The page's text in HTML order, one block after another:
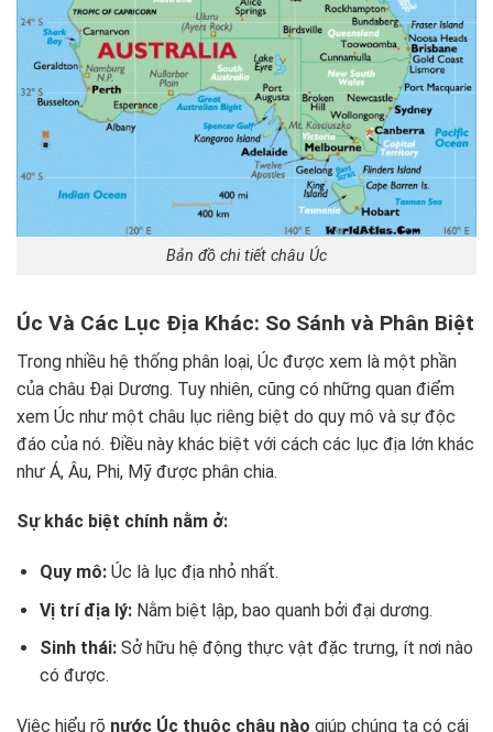
Bản đồ chi tiết châu Úc
Úc Và Các Lục Địa Khác: So Sánh và Phân Biệt
Trong nhiều hệ thống phân loại, Úc được xem là một phần
của châu Đại Dương. Tuy nhiên, cũng có những quan điểm
xem Úc như một châu lục riêng biệt do quy mô và sự độc
đáo của nó. Điều này khác biệt với cách các lục địa lớn khác
như Á, Âu, Phi, Mỹ được phân chia.
Sự khác biệt chính nằm ở:
Quy mô:Úc là lục địa nhỏ nhất.
Vị trí địa lý:Nằm biệt lập, bao quanh bởi đại dương.
Sinh thái:Sở hữu hệ động thực vật đặc trưng, ít nơi nào
có được.
Việc hiểu rõ nước Úc thuộc châu nào giúp chúng ta có cái